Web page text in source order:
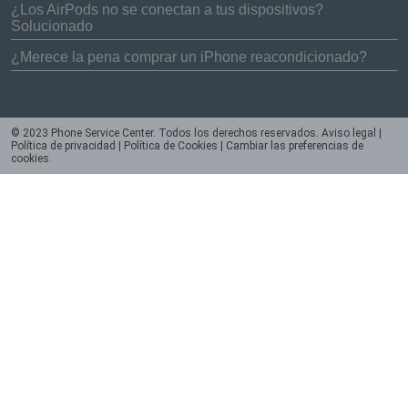
¿Los AirPods no se conectan a tus dispositivos?
Solucionado
¿Merece la pena comprar un iPhone reacondicionado?
© 2023 Phone Service Center. Todos los derechos reservados. Aviso legal
Política de privacidad
Política de Cookies
Cambiar las preferencias de
cookies.